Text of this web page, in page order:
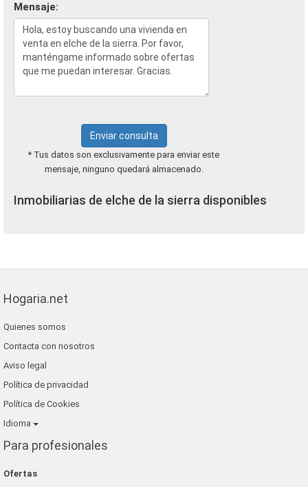
Mensaje:
Enviar consulta
* Tus datos son exclusivamente para enviar este
mensaje, ninguno quedará almacenado.
Inmobiliarias de elche de la sierra disponibles
Hogaria.net
Quienes somos
Contacta con nosotros
Aviso legal
Política de privacidad
Política de Cookies
Idioma
Para profesionales
Ofertas